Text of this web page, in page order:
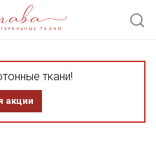
ткани!
акции